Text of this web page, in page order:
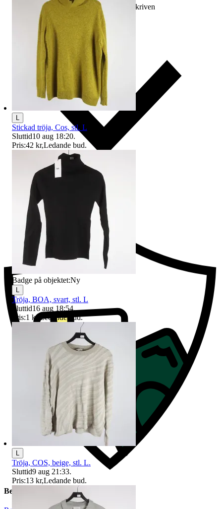
Ersättning om varan inte är som beskriven
Ersättning om du inte får din vara
Beskrivning
Stickad tröja, Cos, stl. L
Sluttid10 aug 18:20.
Pris:42 kr,Ledande bud.
Badge på objektet:Ny
Tröja, BOA, svart, stl. L
Sluttid16 aug 18:54.
Pris:1 kr Ledande bud.
Tröja, COS, beige, stl. L.
Sluttid9 aug 21:33.
Pris:13 kr,Ledande bud.